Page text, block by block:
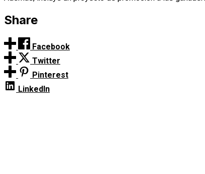
Share
Facebook
Twitter
Pinterest
LinkedIn